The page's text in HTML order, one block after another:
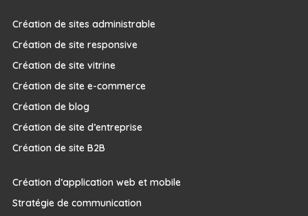
Création de sites administrable
Création de site responsive
Création de site vitrine
Création de site e-commerce
Création de blog
Création de site d’entreprise
Création de site B2B
Création d’application web et mobile
Stratégie de communication